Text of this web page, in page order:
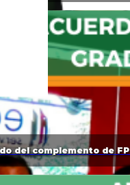
del complemento de